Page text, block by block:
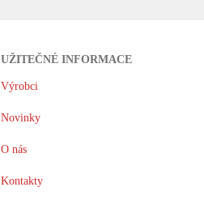
UŽITEČNÉ INFORMACE
Výrobci
Novinky
O nás
Kontakty